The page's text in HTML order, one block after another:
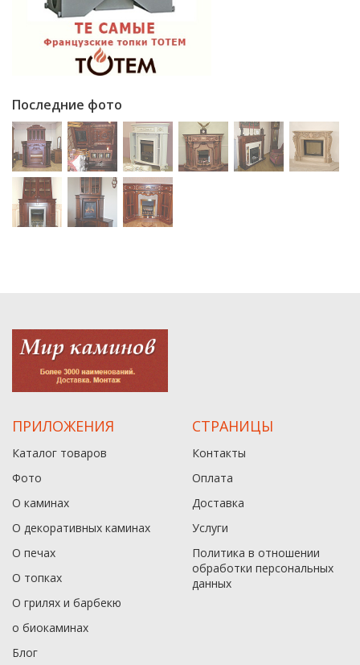
Последние фото
ПРИЛОЖЕНИЯ
Каталог товаров
Фото
О каминах
О декоративных каминах
О печах
О топках
О грилях и барбекю
о биокаминах
Блог
СТРАНИЦЫ
Контакты
Оплата
Доставка
Услуги
Политика в отношении
обработки персональных
данныx